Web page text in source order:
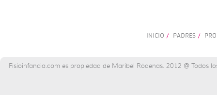
INICIO / PADRES /
Fisioinfancia.com es propiedad de Maribel Ródenas. 2012 @ Todos